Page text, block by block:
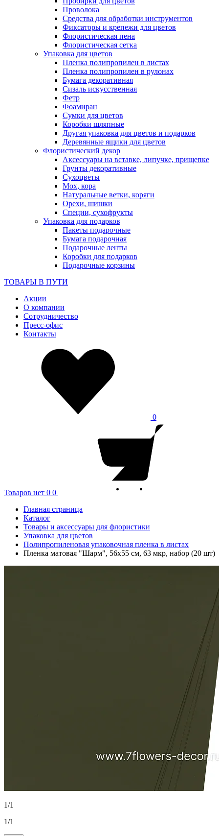
Проволока
Средства для обработки инструментов
Фиксаторы и крепежи для цветов
Флористическая пена
Флористическая сетка
Упаковка для цветов
Пленка полипропилен в листах
Пленка полипропилен в рулонах
Бумага декоративная
Сизаль искусственная
Фетр
Фоамиран
Сумки для цветов
Коробки шляпные
Другая упаковка для цветов и подарков
Деревянные ящики для цветов
Флористический декор
Аксессуары на вставке, липучке, прищепке
Грунты декоративные
Сухоцветы
Мох, кора
Натуральные ветки, коряги
Орехи, шишки
Специи, сухофрукты
Упаковка для подарков
Пакеты подарочные
Бумага подарочная
Подарочные ленты
Коробки для подарков
Подарочные корзины
ТОВАРЫ В ПУТИ
Акции
О компании
Сотрудничество
Пресс-офис
Контакты
0
Товаров нет 0 0
Главная страница
Каталог
Товары и аксессуары для флористики
Упаковка для цветов
Полипропиленовая упаковочная пленка в листах
Пленка матовая "Шарм", 56x55 см, 63 мкр, набор (20 шт)
1/1
1/1